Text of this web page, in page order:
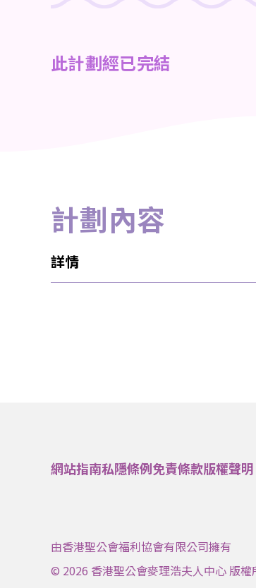
此計劃經已完結
計劃內容
詳情
網站指南私隱條例免責條款版權聲明
由香港聖公會福利協會有限公司擁有
© 2026 香港聖公會麥理浩夫人中心 版權